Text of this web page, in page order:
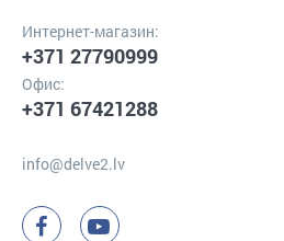
Интернет-магазин:
+371 27790999
Офис:
+371 67421288
info@delve2.lv